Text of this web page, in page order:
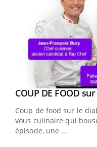
Youtube
COUP DE FOOD
Coup de food sur le
vous culinaire qui
épisode, une ...